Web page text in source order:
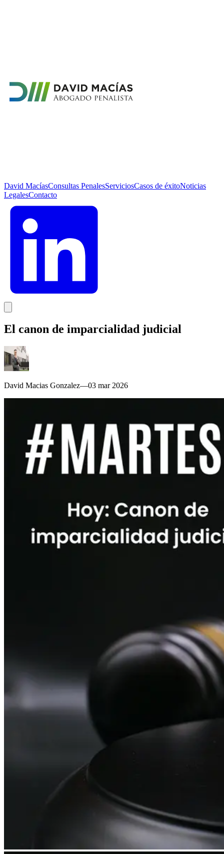
David MacíasConsultas PenalesServiciosCasos de éxitoNoticias
LegalesContacto
El canon de imparcialidad judicial
David Macias Gonzalez—03 mar 2026